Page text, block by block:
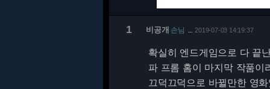
1 비공개 손님 2019-07-03 14:19:37
확실히 엔드게임으로 다 끝
파 프롬 홈이 마지막 작품이
끄덕끄덕으로 바뀔만한 영화